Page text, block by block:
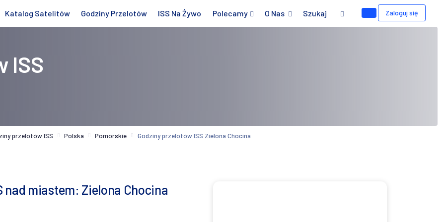
Katalog Satelitów Godziny Przelotów ISS Na Żywo Polecamy O Nas Szukaj Zaloguj się
ISS
przelotów ISS Polska Pomorskie Godziny przelotów ISS Zielona Chocina
miastem: Zielona Chocina